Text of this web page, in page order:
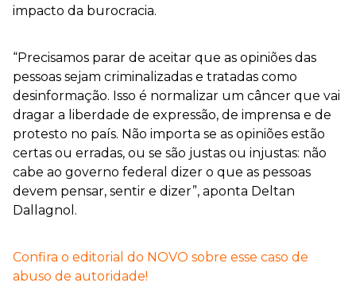
impacto da burocracia.
“Precisamos parar de aceitar que as opiniões das
pessoas sejam criminalizadas e tratadas como
desinformação. Isso é normalizar um câncer que vai
dragar a liberdade de expressão, de imprensa e de
protesto no país. Não importa se as opiniões estão
certas ou erradas, ou se são justas ou injustas: não
cabe ao governo federal dizer o que as pessoas
devem pensar, sentir e dizer”, aponta Deltan
Dallagnol.
Confira o editorial do NOVO sobre esse caso de
abuso de autoridade!